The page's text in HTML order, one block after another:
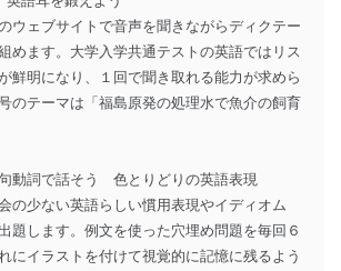
ウェブサイトで音声を聞きながらディクテー
めます。大学入学共通テストの英語ではリス
鮮明になり、１回で聞き取れる能力が求めら
のテーマは「福島原発の処理水で魚介の飼育
動詞で話そう 色とりどりの英語表現
の少ない英語らしい慣用表現やイディオム
題します。例文を使った穴埋め問題を毎回６
にイラストを付けて視覚的に記憶に残るよう